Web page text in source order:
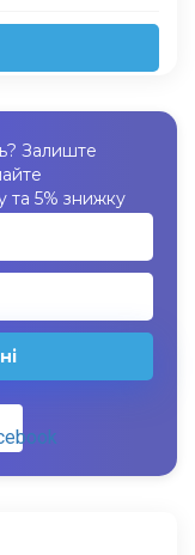
Залиште
та 5% знижку